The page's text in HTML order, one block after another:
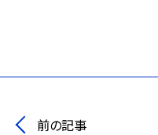
前の記事